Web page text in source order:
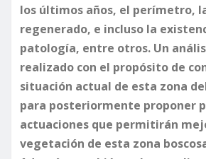
los últimos años, el perímetro,
regenerado, e incluso la
patología, entre otros. Un
realizado con el propósito de
situación actual de esta zona
para posteriormente proponer
actuaciones que permitirán
vegetación de esta zona